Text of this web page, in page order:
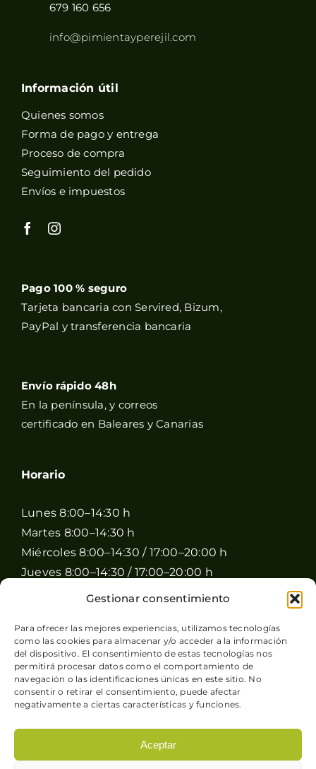
Gestionar consentimiento
Para ofrecer las mejores experiencias, utilizamos tecnologías
como las cookies para almacenar y/o acceder a la información
del dispositivo. El consentimiento de estas tecnologías nos
permitirá procesar datos como el comportamiento de
navegación o las identificaciones únicas en este sitio. No
consentir o retirar el consentimiento, puede afectar
negativamente a ciertas características y funciones.
Aceptar
679 160 656
info@pimientayperejil.com
Información útil
Quienes somos
Forma de pago y entrega
Proceso de compra
Seguimiento del pedido
Envíos e impuestos
Pago 100 % seguro
Tarjeta bancaria con Servired, Bizum,
PayPal y transferencia bancaria
Envío rápido 48h
En la península, y correos
certificado en Baleares y Canarias
Horario
Lunes 8:00–14:30 h
Martes 8:00–14:30 h
Miércoles 8:00–14:30 / 17:00–20:00 h
Jueves 8:00–14:30 / 17:00–20:00 h
Viernes 8:00–14:30 / 17:00–20:00 h
Domingo Cerrado
© Copyright 2026 Pimienta y Perejil |
Política de privacidad-Condiciones generales de